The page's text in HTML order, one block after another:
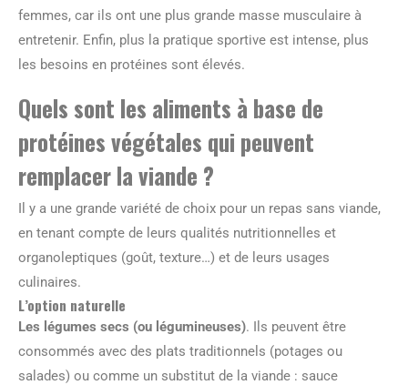
femmes, car ils ont une plus grande masse musculaire à
entretenir. Enfin, plus la pratique sportive est intense, plus
les besoins en protéines sont élevés.
Quels sont les aliments à base de
protéines végétales qui peuvent
remplacer la viande ?
Il y a une grande variété de choix pour un repas sans viande,
en tenant compte de leurs qualités nutritionnelles et
organoleptiques (goût, texture…) et de leurs usages
culinaires.
L’option naturelle
Les légumes secs (ou légumineuses). Ils peuvent être
consommés avec des plats traditionnels (potages ou
salades) ou comme un substitut de la viande : sauce